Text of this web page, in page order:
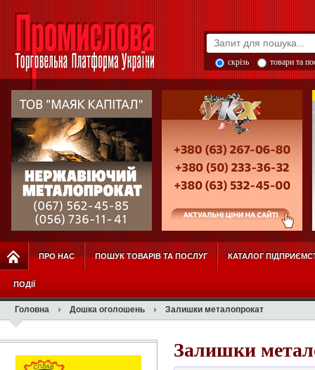
скрізь товари та
ПРО НАС ПОШУК ТОВАРІВ ТА ПОСЛУГ КАТАЛОГ
ПОДІЇ
Головна Дошка оголошень Залишки металопрокат
Залишки